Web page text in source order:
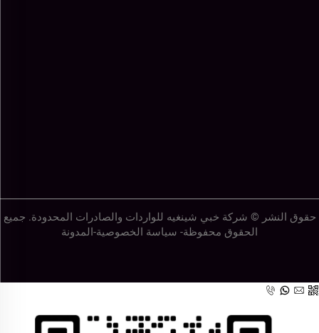
حقوق النشر © شركة خبي شينغيه للواردات والصادرات المحدودة. جميع
الحقوق محفوظة- سياسة الخصوصية-المدونة